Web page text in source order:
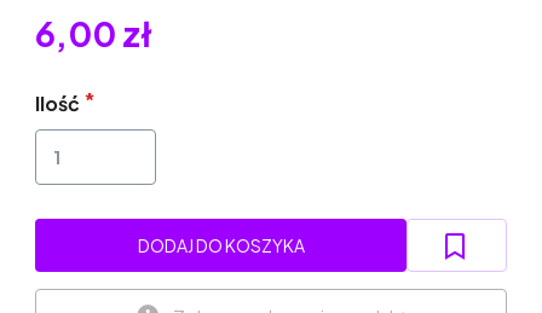
6,00 zł
Ilość
DODAJ DO KOSZYKA